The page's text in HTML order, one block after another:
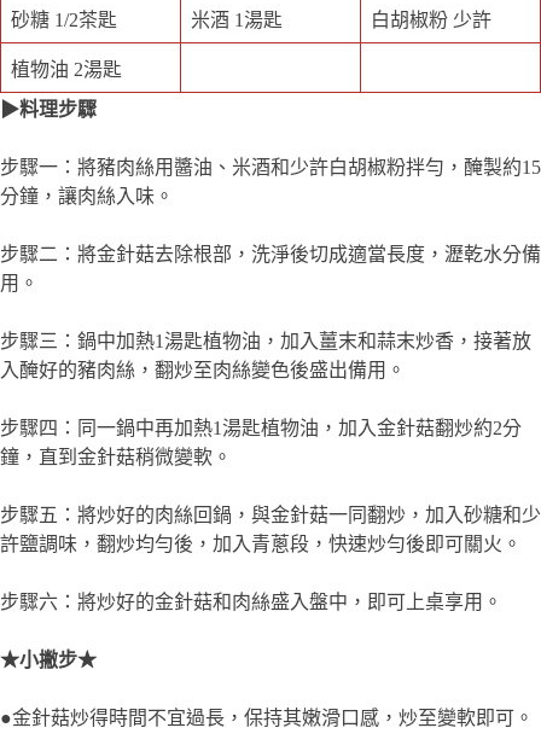
砂糖 1/2茶匙 米酒 1湯匙 白胡椒粉 少許
植物油 2湯匙
▶料理步驟
步驟一：將豬肉絲用醬油、米酒和少許白胡椒粉拌勻，醃製約15
分鐘，讓肉絲入味。
步驟二：將金針菇去除根部，洗淨後切成適當長度，瀝乾水分備
用。
步驟三：鍋中加熱1湯匙植物油，加入薑末和蒜末炒香，接著放
入醃好的豬肉絲，翻炒至肉絲變色後盛出備用。
步驟四：同一鍋中再加熱1湯匙植物油，加入金針菇翻炒約2分
鐘，直到金針菇稍微變軟。
步驟五：將炒好的肉絲回鍋，與金針菇一同翻炒，加入砂糖和少
許鹽調味，翻炒均勻後，加入青蔥段，快速炒勻後即可關火。
步驟六：將炒好的金針菇和肉絲盛入盤中，即可上桌享用。
★小撇步★
●金針菇炒得時間不宜過長，保持其嫩滑口感，炒至變軟即可。